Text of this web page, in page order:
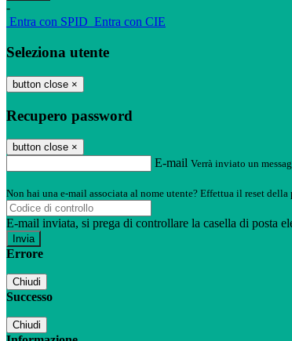
-
Entra con SPID Entra con CIE
Seleziona utente
button close ×
Recupero password
button close ×
E-mail Verrà inviato un
Non hai una e-mail associata al nome utente? Effettua il reset della
E-mail inviata, si prega di controllare la casella di posta
Errore
Chiudi
Successo
Chiudi